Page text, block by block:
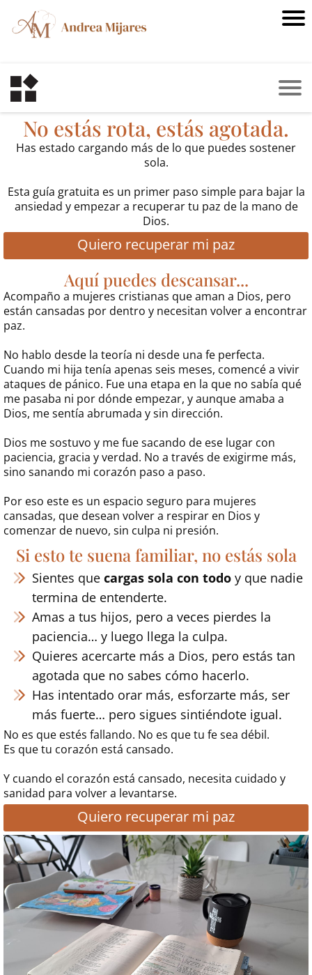
No estás rota, estás agotada.
Has estado cargando más de lo que puedes sostener
sola.
Esta guía gratuita es un primer paso simple para bajar la
ansiedad y empezar a recuperar tu paz de la mano de
Dios.
Quiero recuperar mi paz
Aquí puedes descansar...
Acompaño a mujeres cristianas que aman a Dios, pero
están cansadas por dentro y necesitan volver a encontrar
paz.
No hablo desde la teoría ni desde una fe perfecta.
Cuando mi hija tenía apenas seis meses, comencé a vivir
ataques de pánico. Fue una etapa en la que no sabía qué
me pasaba ni por dónde empezar, y aunque amaba a
Dios, me sentía abrumada y sin dirección.
Dios me sostuvo y me fue sacando de ese lugar con
paciencia, gracia y verdad. No a través de exigirme más,
sino sanando mi corazón paso a paso.
Por eso este es un espacio seguro para mujeres
cansadas, que desean volver a respirar en Dios y
comenzar de nuevo, sin culpa ni presión.
Si esto te suena familiar, no estás sola
Sientes que cargas sola con todo y que nadie
termina de entenderte.
Amas a tus hijos, pero a veces pierdes la
paciencia… y luego llega la culpa.
Quieres acercarte más a Dios, pero estás tan
agotada que no sabes cómo hacerlo.
Has intentado orar más, esforzarte más, ser
más fuerte… pero sigues sintiéndote igual.
No es que estés fallando. No es que tu fe sea débil.
Es que tu corazón está cansado.
Y cuando el corazón está cansado, necesita cuidado y
sanidad para volver a levantarse.
Quiero recuperar mi paz